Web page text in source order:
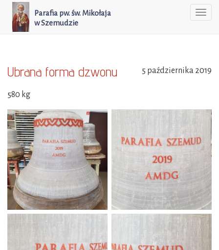
Parafia pw. św. Mikołaja
w Szemudzie
5 października 2019
Ubrana forma dzwonu
580 kg